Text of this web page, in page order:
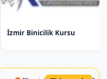
İzmir Binicilik Kursu